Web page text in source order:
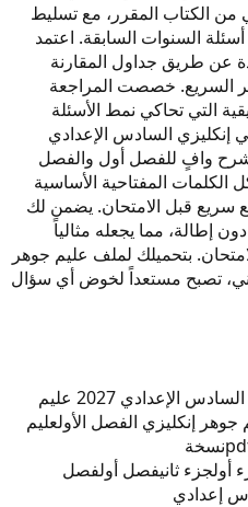
من الكتاب المقرر، مع تسليط
السنوات السابقة. اعتمد
عن طريق جداول المقارنة
السريع. خصصت المراجعة
التي تحاكي نمط الأسئلة
إنكليزي السادس الإعدادي
شرح وافٍ للفصل أول والفصل
الكلمات المفتاحية الأساسية
سريع قبل الامتحان. يضمن لك
إطالة، مما يجعله مثالياً
بتحميلك لملف عليم جوهر
تصبح مستعداً لخوض أي سؤال
إنكليزي السادس الإعدادي 2027 عليم
جوهر إنكليزي الفصل الأولعليم
نسخة
أولجزء ثانيفصل أولفصل
إعدادي